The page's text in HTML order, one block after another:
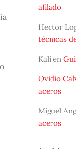
afilado
Hector
técnicas
Kalien
Ovidio
aceros
Miguel
aceros